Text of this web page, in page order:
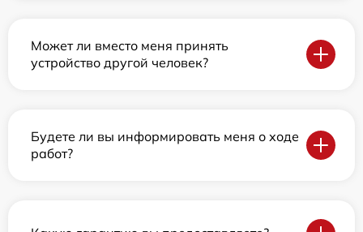
Может ли вместо меня принять
устройство другой человек?
Будете ли вы информировать меня о ходе
работ?